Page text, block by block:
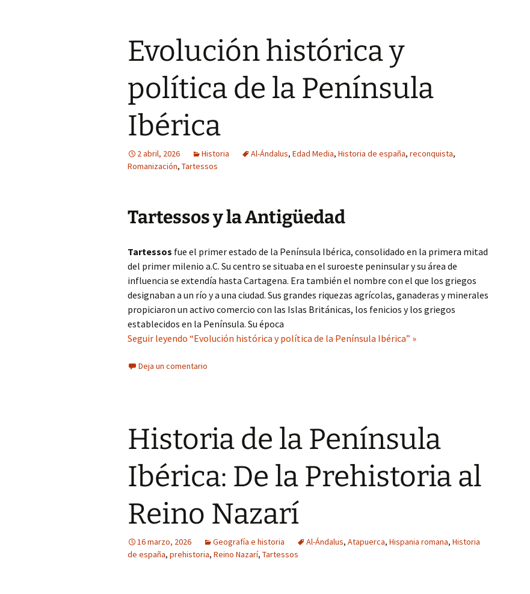
Evolución histórica y
política de la Península
Ibérica
2 abril, 2026 Historia Al-Ándalus, Edad Media, Historia de españa, reconquista,
Romanización, Tartessos
Tartessos y la Antigüedad
Tartessos fue el primer estado de la Península Ibérica, consolidado en la primera mitad
del primer milenio a.C. Su centro se situaba en el suroeste peninsular y su área de
influencia se extendía hasta Cartagena. Era también el nombre con el que los griegos
designaban a un río y a una ciudad. Sus grandes riquezas agrícolas, ganaderas y minerales
propiciaron un activo comercio con las Islas Británicas, los fenicios y los griegos
establecidos en la Península. Su época
Seguir leyendo “Evolución histórica y política de la Península Ibérica” »
Deja un comentario
Historia de la Península
Ibérica: De la Prehistoria al
Reino Nazarí
16 marzo, 2026 Geografía e historia Al-Ándalus, Atapuerca, Hispania romana, Historia
de españa, prehistoria, Reino Nazarí, Tartessos